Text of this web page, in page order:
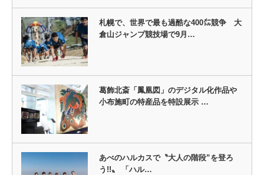
札幌で、世界で最も過酷な400㍍競争 大
倉山ジャンプ競技場で9月…
葛飾北斎「鳳凰図」のデジタル化作品や
小布施町の特産品を特設展示 …
あべのハルカスで〝大人の階段”を登ろ
う!!〟 「ハル…